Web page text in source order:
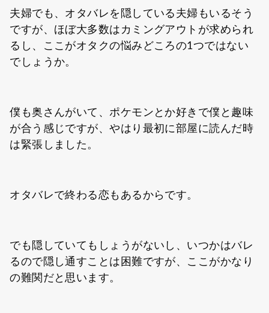
夫婦でも、オタバレを隠している夫婦もいるそう
ですが、ほぼ大多数はカミングアウトが求められ
るし、ここがオタクの悩みどころの1つではない
でしょうか。
僕も奥さんがいて、ポケモンとか好きで僕と趣味
が合う感じですが、やはり最初に部屋に読んだ時
は緊張しました。
オタバレで終わる恋もあるからです。
でも隠していてもしょうがないし、いつかはバレ
るので隠し通すことは困難ですが、ここがかなり
の難関だと思います。